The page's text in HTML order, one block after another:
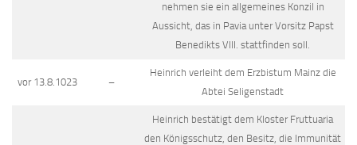
nehmen sie ein allgemeines Konzil in
Aussicht, das in Pavia unter Vorsitz Papst
Benedikts VIII. stattfinden soll.
vor 13.8.1023 –
Heinrich verleiht dem Erzbistum Mainz die
Abtei Seligenstadt
Heinrich bestätigt dem Kloster Fruttuaria
den Königsschutz, den Besitz, die Immunität